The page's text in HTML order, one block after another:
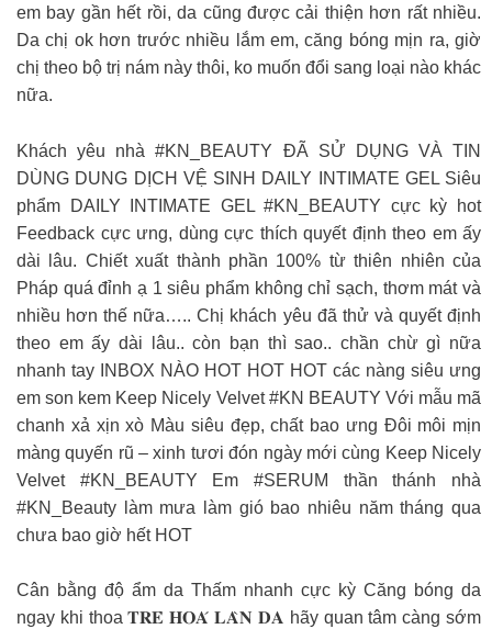
em bay gần hết rồi, da cũng được cải thiện hơn rất nhiều.
Da chị ok hơn trước nhiều lắm em, căng bóng mịn ra, giờ
chị theo bộ trị nám này thôi, ko muốn đổi sang loại nào khác
nữa.
Khách yêu nhà #KN_BEAUTY ĐÃ SỬ DỤNG VÀ TIN
DÙNG DUNG DỊCH VỆ SINH DAILY INTIMATE GEL Siêu
phẩm DAILY INTIMATE GEL #KN_BEAUTY cực kỳ hot
Feedback cực ưng, dùng cực thích quyết định theo em ấy
dài lâu. Chiết xuất thành phần 100% từ thiên nhiên của
Pháp quá đỉnh ạ 1 siêu phẩm không chỉ sạch, thơm mát và
nhiều hơn thế nữa….. Chị khách yêu đã thử và quyết định
theo em ấy dài lâu.. còn bạn thì sao.. chần chừ gì nữa
nhanh tay INBOX NÀO HOT HOT HOT các nàng siêu ưng
em son kem Keep Nicely Velvet #KN BEAUTY Với mẫu mã
chanh xả xịn xò Màu siêu đẹp, chất bao ưng Đôi môi mịn
màng quyến rũ – xinh tươi đón ngày mới cùng Keep Nicely
Velvet #KN_BEAUTY Em #SERUM thần thánh nhà
#KN_Beauty làm mưa làm gió bao nhiêu năm tháng qua
chưa bao giờ hết HOT
Cân bằng độ ẩm da Thấm nhanh cực kỳ Căng bóng da
ngay khi thoa 𝐓𝐑𝐄̉ 𝐇𝐎𝐀́ 𝐋𝐀̀𝐍 𝐃𝐀 hãy quan tâm càng sớm